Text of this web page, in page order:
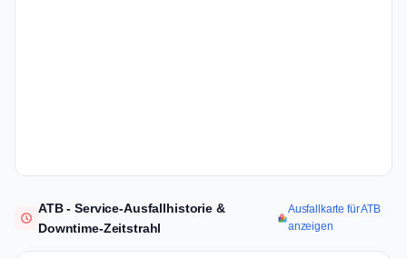
ATB - Service-Ausfallhistorie &
Downtime-Zeitstrahl
Ausfallkarte für ATB
anzeigen